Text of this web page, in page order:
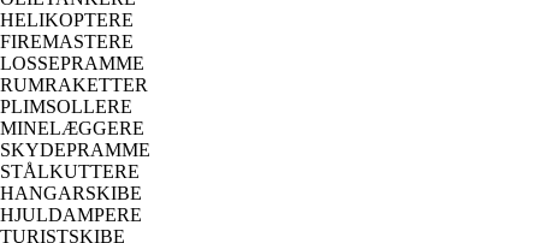
HELIKOPTERE
FIREMASTERE
LOSSEPRAMME
RUMRAKETTER
PLIMSOLLERE
MINELÆGGERE
SKYDEPRAMME
STÅLKUTTERE
HANGARSKIBE
HJULDAMPERE
TURISTSKIBE